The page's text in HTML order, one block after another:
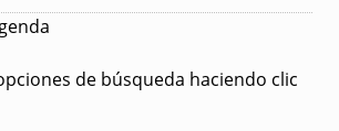
de búsqueda haciendo clic